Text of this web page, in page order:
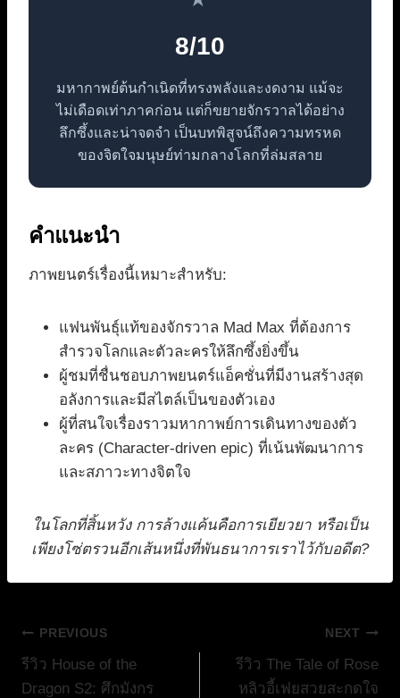
8/10
มหากาพย์ต้นกำเนิดที่ทรงพลังและงดงาม แม้จะ
ไม่เดือดเท่าภาคก่อน แต่ก็ขยายจักรวาลได้อย่าง
ลึกซึ้งและน่าจดจำ เป็นบทพิสูจน์ถึงความทรหด
ของจิตใจมนุษย์ท่ามกลางโลกที่ล่มสลาย
คำแนะนำ
ภาพยนตร์เรื่องนี้เหมาะสำหรับ:
แฟนพันธุ์แท้ของจักรวาล Mad Max ที่ต้องการ
สำรวจโลกและตัวละครให้ลึกซึ้งยิ่งขึ้น
ผู้ชมที่ชื่นชอบภาพยนตร์แอ็คชั่นที่มีงานสร้างสุด
อลังการและมีสไตล์เป็นของตัวเอง
ผู้ที่สนใจเรื่องราวมหากาพย์การเดินทางของตัว
ละคร (Character-driven epic) ที่เน้นพัฒนาการ
และสภาวะทางจิตใจ
ในโลกที่สิ้นหวัง การล้างแค้นคือการเยียวยา หรือเป็น
เพียงโซ่ตรวนอีกเส้นหนึ่งที่พันธนาการเราไว้กับอดีต?
แนะแนว
เรื่อง
PREVIOUS
รีวิว House of the
Dragon S2: ศึกมังกร
NEXT
รีวิว The Tale of Rose
หลิวอี้เฟยสวยสะกดใจ